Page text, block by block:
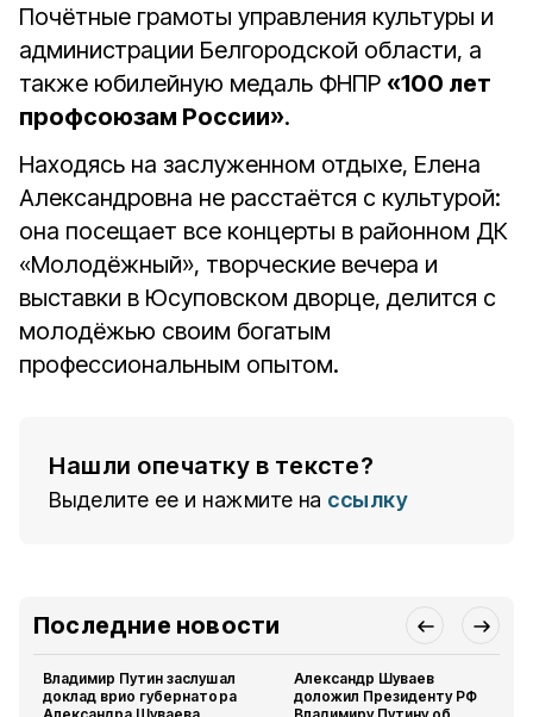
Почётные грамоты управления культуры и
администрации Белгородской области, а
также юбилейную медаль ФНПР «100 лет
профсоюзам России».
Находясь на заслуженном отдыхе, Елена
Александровна не расстаётся с культурой:
она посещает все концерты в районном ДК
«Молодёжный», творческие вечера и
выставки в Юсуповском дворце, делится с
молодёжью своим богатым
профессиональным опытом.
Нашли опечатку в тексте?
Выделите ее и нажмите на ссылку
Последние новости
Владимир Путин заслушал
доклад врио губернатора
Александр Шуваев
доложил Президенту РФ